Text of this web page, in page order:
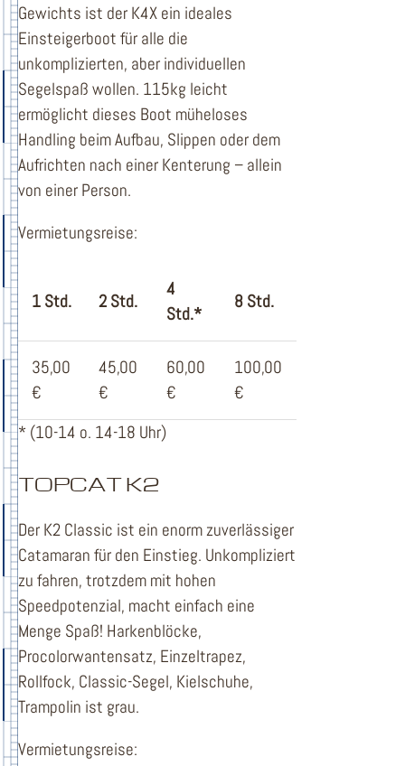
Gewichts ist der K4X ein ideales
Einsteigerboot für alle die
unkomplizierten, aber individuellen
Segelspaß wollen. 115kg leicht
ermöglicht dieses Boot müheloses
Handling beim Aufbau, Slippen oder dem
Aufrichten nach einer Kenterung – allein
von einer Person.
Vermietungsreise:
1 Std. 2 Std.
4
Std.*
8 Std.
35,00
€
45,00
€
60,00
€
100,00
€
* (10-14 o. 14-18 Uhr)
TOPCAT K2
Der K2 Classic ist ein enorm zuverlässiger
Catamaran für den Einstieg. Unkompliziert
zu fahren, trotzdem mit hohen
Speedpotenzial, macht einfach eine
Menge Spaß! Harkenblöcke,
Procolorwantensatz, Einzeltrapez,
Rollfock, Classic-Segel, Kielschuhe,
Trampolin ist grau.
Vermietungsreise: